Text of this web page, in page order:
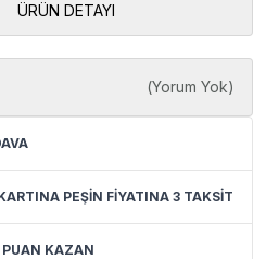
ÜRÜN DETAYI
(Yorum Yok)
PEŞİN FİYATINA 3 TAKSİT
PUAN KAZAN